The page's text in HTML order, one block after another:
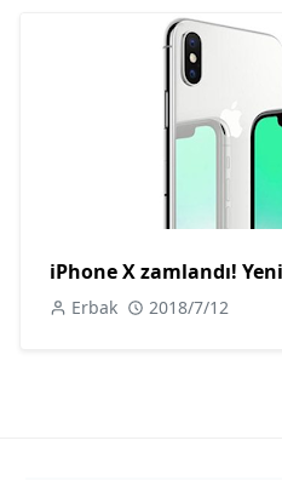
iPhone X zamlandı!
Erbak 2018/7/12